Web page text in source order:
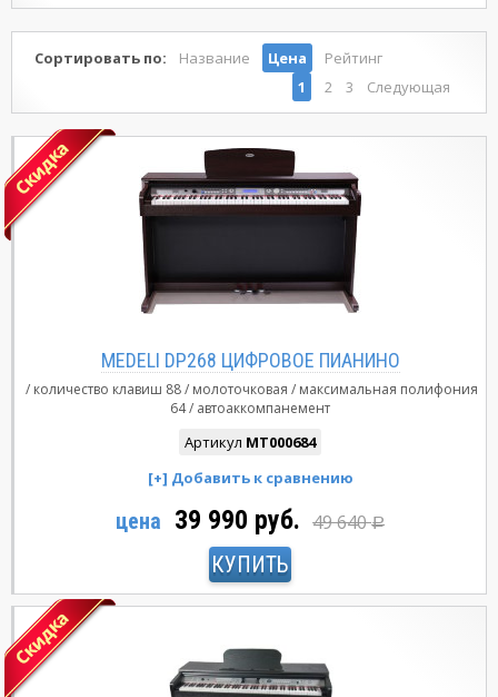
Сортировать по: Название Цена
Рейтинг
1
2 3 Следующая
MEDELI DP268 ЦИФРОВОЕ ПИАНИНО
количество клавиш 88 молоточковая
максимальная полифония
64
автоаккомпанемент
Артикул MT000684
цена 39 990 руб. 49 640Р
КУПИТЬ